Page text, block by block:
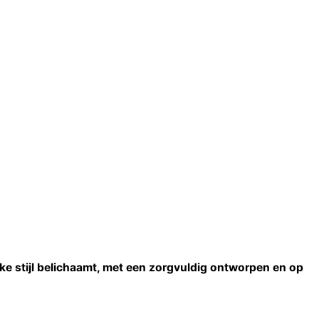
stijl belichaamt, met een zorgvuldig ontworpen en op